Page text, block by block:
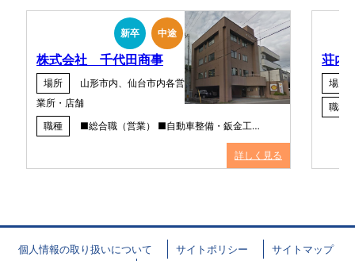
新卒 中途
株式会社 千代田商事
場所
山形市内、仙台市内各営
業所・店舗
職種
■総合職（営業） ■自動車整備・鈑金工…
詳しく見る
荘内
場所
職種
個人情報の取り扱いについて サイトポリシー サイトマップ